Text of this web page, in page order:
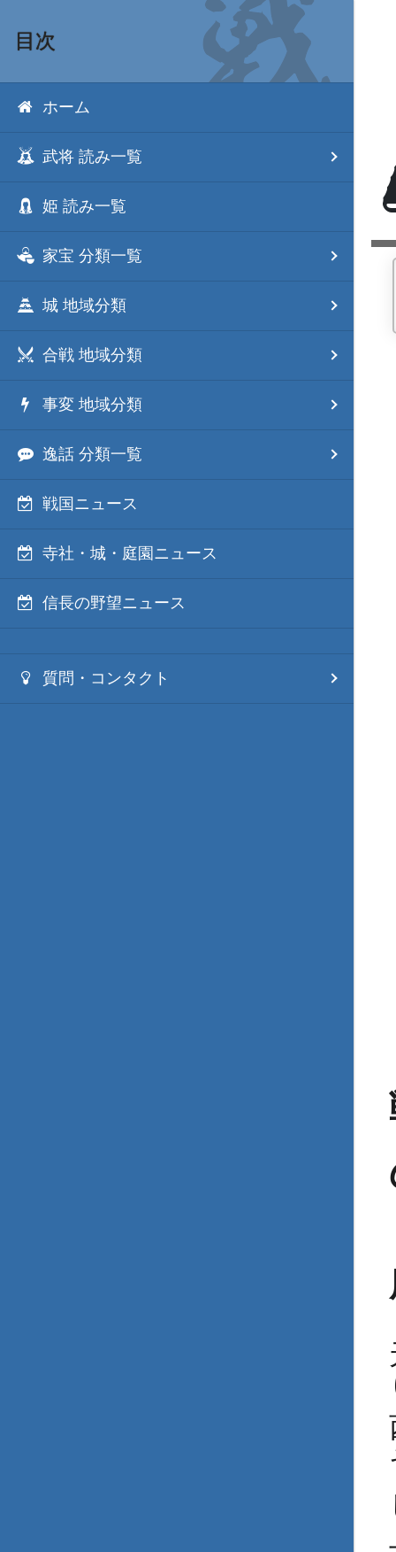
目次
ホーム
武将 読み一覧
姫 読み一覧
家宝 分類一覧
城 地域分類
合戦 地域分類
事変 地域分類
逸話 分類一覧
戦国ニュース
寺社・城・庭園ニュース
信長の野望ニュース
質問・コンタクト